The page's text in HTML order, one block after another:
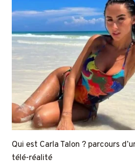
Qui est Carla Talon ? parcours
télé-réalité